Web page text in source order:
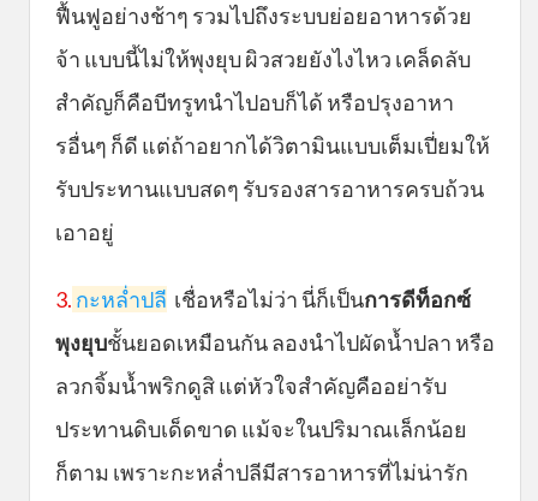
ฟื้นฟูอย่างช้าๆ รวมไปถึงระบบย่อยอาหารด้วย
จ้า แบบนี้ไม่ให้พุงยุบ ผิวสวยยังไงไหว เคล็ดลับ
สำคัญก็คือบีทรูทนำไปอบก็ได้ หรือปรุงอาหา
รอื่นๆ ก็ดี แต่ถ้าอยากได้วิตามินแบบเต็มเปี่ยมให้
รับประทานแบบสดๆ รับรองสารอาหารครบถ้วน
เอาอยู่
3. กะหล่ำปลี เชื่อหรือไม่ว่า นี่ก็เป็นการดีท็อกซ์
พุงยุบชั้นยอดเหมือนกัน ลองนำไปผัดน้ำปลา หรือ
ลวกจิ้มน้ำพริกดูสิ แต่หัวใจสำคัญคืออย่ารับ
ประทานดิบเด็ดขาด แม้จะในปริมาณเล็กน้อย
ก็ตาม เพราะกะหล่ำปลีมีสารอาหารที่ไม่น่ารัก